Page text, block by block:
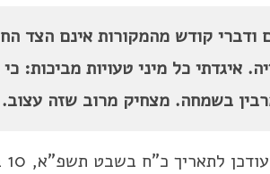
קודש מהמקורות אינם הצד
איגדתי כל מיני טעויות
בשמחה. מצחיק מרוב שזה עצוב.
לתאריך כ"ח בשבט תשפ"א, 10 בפברואר 2021 למניינם)